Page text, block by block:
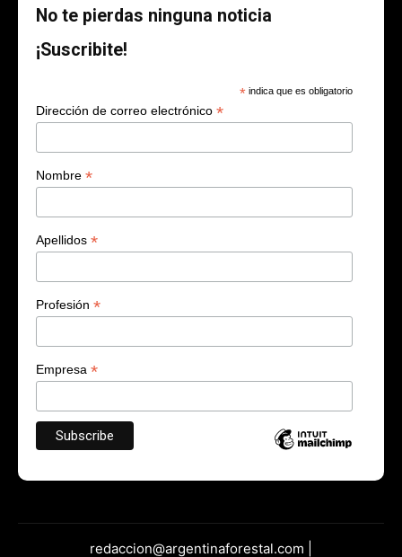
No te pierdas ninguna noticia
¡Suscribite!
* indica que es obligatorio
Dirección de correo electrónico *
Nombre *
Apellidos *
Profesión *
Empresa *
redaccion@argentinaforestal.com |